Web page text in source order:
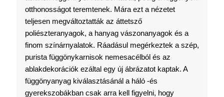
otthonosságot teremtenek. Mára ezt a nézetet
teljesen megváltoztatták az áttetsző
poliészteranyagok, a hanyag vászonanyagok és a
finom színárnyalatok. Ráadásul megérkeztek a szép,
purista függönykarnisok nemesacélból és az
ablakdekorációk ezáltal egy új ábrázatot kaptak. A
függönyanyag kiválasztásánál a háló -és
gyerekszobákban csak arra kell figyelni, hogy